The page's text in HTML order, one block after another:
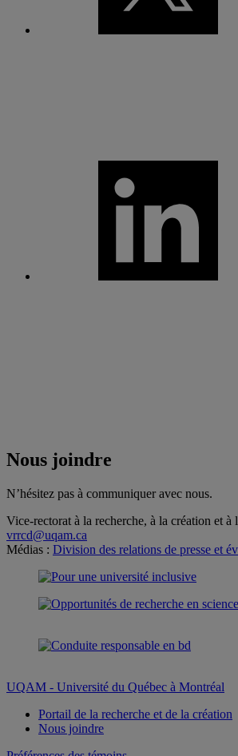
Nous joindre
N’hésitez pas à communiquer avec nous.
Vice-rectorat à la recherche, à la création et à
vrrcd@uqam.ca
Médias : Division des relations de presse et
UQAM - Université du Québec à Montréal
Portail de la recherche et de la création
Nous joindre